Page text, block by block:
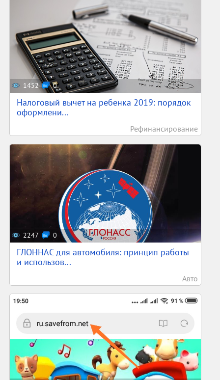
1452 0
Налоговый вычет на ребенка 2019: порядок
оформлени...
Рефинансирование
2247 0
ГЛОННАС для автомобиля: принцип работы
и использов...
Авто